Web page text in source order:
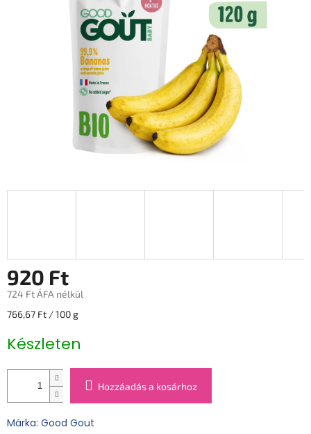
920 Ft
724 Ft ÁFA nélkül
Egységár:
766,67 Ft / 100 g
Készleten
Hozzáadás a kosárhoz
Márka: Good Gout